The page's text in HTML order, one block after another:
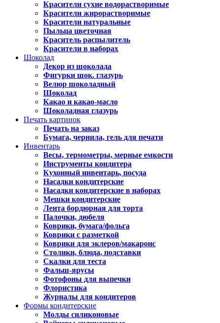
Красители сухие водорастворимые
Красители жирорастворимые
Красители натуральные
Пыльца цветочная
Краситель распылитель
Красители в наборах
Шоколад
Декор из шоколада
Фигурки шок. глазурь
Велюр шоколадный
Шоколад
Какао и какао-масло
Шоколадная глазурь
Печать картинок
Печать на заказ
Бумага, чернила, гель для печати
Инвентарь
Весы, термометры, мерные емкости
Инструменты кондитера
Кухонный инвентарь, посуда
Насадки кондитерские
Насадки кондитерские в наборах
Мешки кондитерские
Лента бордюрная для торта
Палочки, дюбеля
Коврики, бумага/фольга
Коврики с разметкой
Коврики для эклеров/макаронс
Столики, блюда, подставки
Скалки для теста
Фальш-ярусы
Фотофоны для выпечки
Флористика
Журналы для кондитеров
Формы кондитерские
Молды силиконовые